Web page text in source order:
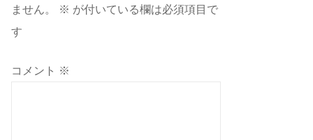
ません。
※ が付いている欄は必須項目で
す
コメント ※